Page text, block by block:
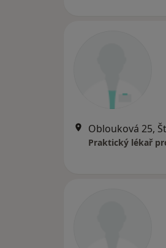
Oblouková 25,
Praktický lékař